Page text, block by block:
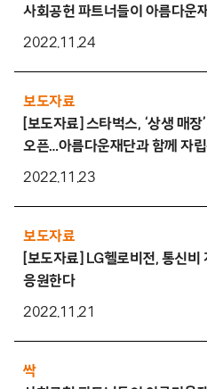
사회공헌 파트너들이 아름다
2022.11.24
보도자료
[보도자료] 스타벅스, ‘상생 매
오픈…아름다운재단과 함께 자
2022.11.23
보도자료
[보도자료] LG헬로비전, 통신비
응원한다
2022.11.21
싹